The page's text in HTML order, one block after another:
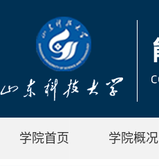
学院首页 学院概况